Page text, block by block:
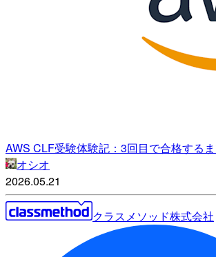
AWS CLF受験体験記：3回目で合格する
オシオ
2026.05.21
クラスメソッド株式会社